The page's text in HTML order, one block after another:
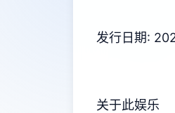
发行日期:
关于此娱乐